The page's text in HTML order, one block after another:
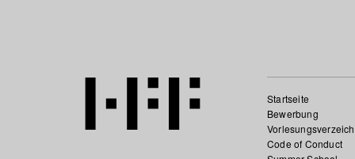
Startseite
Bewerbung
Code of Conduct